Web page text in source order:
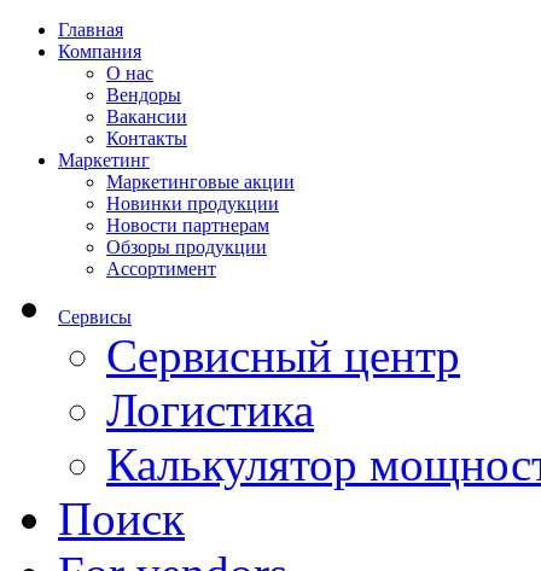
Главная
Компания
О нас
Вендоры
Вакансии
Контакты
Маркетинг
Маркетинговые акции
Новинки продукции
Новости партнерам
Обзоры продукции
Ассортимент
Сервисы
Сервисный центр
Логистика
Калькулятор
Поиск